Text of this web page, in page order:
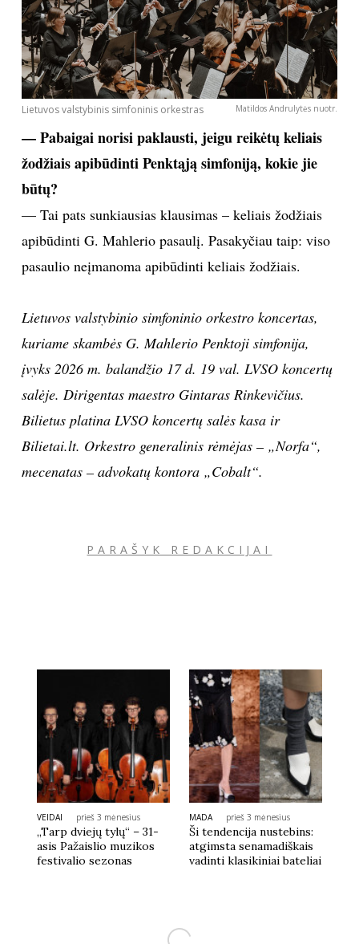
Lietuvos valstybinis simfoninis orkestras Matildos Andrulytės nuotr.
— Pabaigai norisi paklausti, jeigu reikėtų keliais
žodžiais apibūdinti Penktąją simfoniją, kokie jie
būtų?
— Tai pats sunkiausias klausimas – keliais žodžiais
apibūdinti G. Mahlerio pasaulį. Pasakyčiau taip: viso
pasaulio neįmanoma apibūdinti keliais žodžiais.
Lietuvos valstybinio simfoninio orkestro koncertas,
kuriame skambės G. Mahlerio Penktoji simfonija,
įvyks 2026 m. balandžio 17 d. 19 val. LVSO koncertų
salėje. Dirigentas maestro Gintaras Rinkevičius.
Bilietus platina LVSO koncertų salės kasa ir
Bilietai.lt. Orkestro generalinis rėmėjas – „Norfa“,
mecenatas – advokatų kontora „Cobalt“.
PARAŠYK REDAKCIJAI
VEIDAI prieš 3 mėnesius
„Tarp dviejų tylų“ – 31-
asis Pažaislio muzikos
festivalio sezonas
MADA prieš 3 mėnesius
Ši tendencija nustebins:
atgimsta senamadiškais
vadinti klasikiniai bateliai